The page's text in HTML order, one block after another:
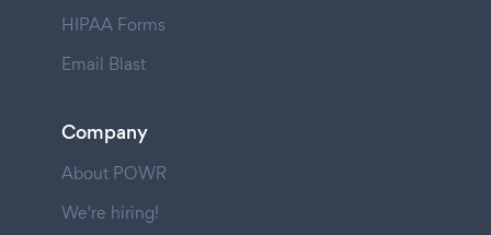
HIPAA Forms
Email Blast
Company
About POWR
We're hiring!